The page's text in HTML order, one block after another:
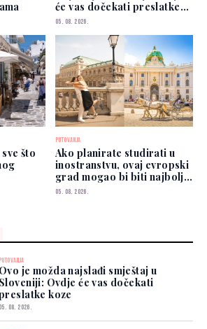
će vas dočekati preslatke
koze
05. 08. 2026.
što
PUTOVANJA
Ako planirate studirati u
inostranstvu, ovaj evropski
grad mogao bi biti najbolji
izbor
05. 08. 2026.
PUTOVANJA
Ovo je možda najslađi smještaj u
Sloveniji: Ovdje će vas dočekati
koze
05. 08. 2026.